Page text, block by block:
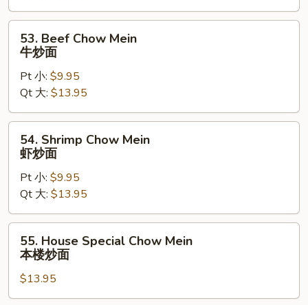
炒
面
53.
Beef
Chow
Mein
炒
面
53. Beef Chow Mein
牛炒面
Pt 小: $9.95
Qt 大: $13.95
54.
Shrimp
Chow
Mein
炒
面
54. Shrimp Chow Mein
虾炒面
Pt 小: $9.95
Qt 大: $13.95
55.
House
Special
Chow
Mein
55. House Special Chow Mein
本楼炒面
$13.95